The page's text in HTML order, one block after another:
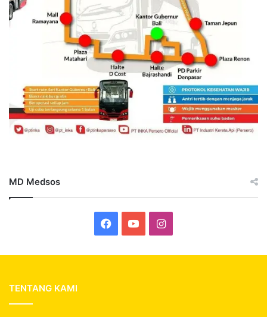
MD Medsos
Facebook
YouTubeInstagram
TENTANG KAMI